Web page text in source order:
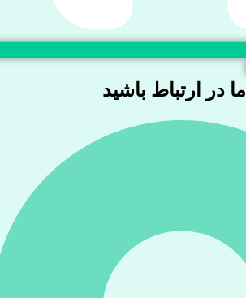
ما در ارتباط باشید